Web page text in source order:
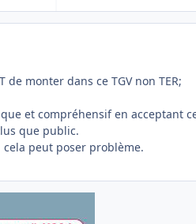
monter dans ce TGV non TER;
et compréhensif en acceptant
que public.
peut poser problème.